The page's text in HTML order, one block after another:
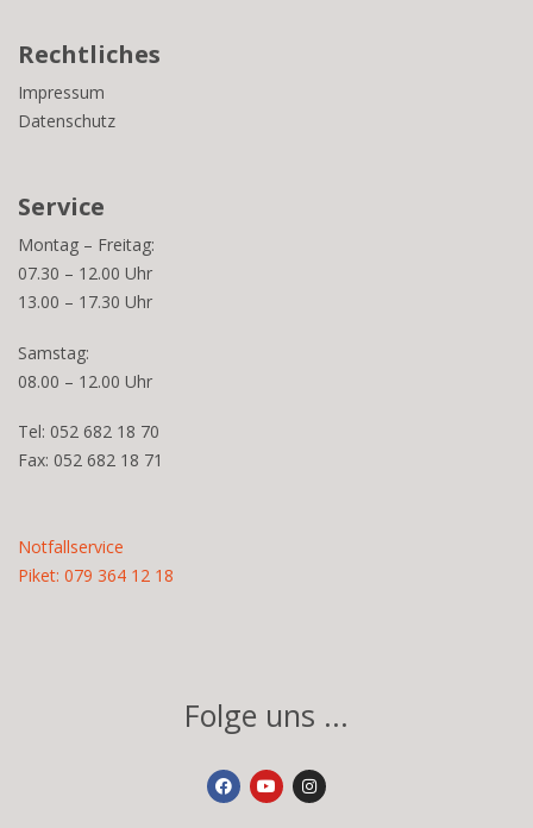
Rechtliches
Impressum
Datenschutz
Service
Montag – Freitag:
07.30 – 12.00 Uhr
13.00 – 17.30 Uhr
Samstag:
08.00 – 12.00 Uhr
Tel: 052 682 18 70
Fax: 052 682 18 71
Notfallservice
Piket: 079 364 12 18
Folge uns ...